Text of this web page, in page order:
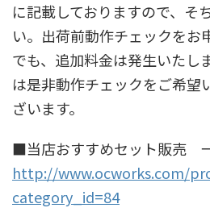
に記載しておりますので、そ
い。出荷前動作チェックをお
でも、追加料金は発生いたし
は是非動作チェックをご希望
ざいます。
■当店おすすめセット販売
http://www.ocworks.com/
category_id=84